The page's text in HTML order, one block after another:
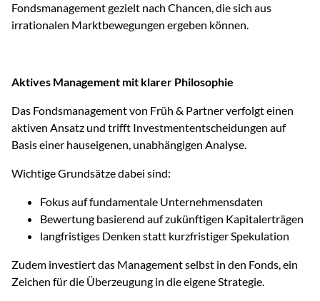
Fondsmanagement gezielt nach Chancen, die sich aus
irrationalen Marktbewegungen ergeben können.
Aktives Management mit klarer Philosophie
Das Fondsmanagement von Früh & Partner verfolgt einen
aktiven Ansatz und trifft Investmententscheidungen auf
Basis einer hauseigenen, unabhängigen Analyse.
Wichtige Grundsätze dabei sind:
Fokus auf fundamentale Unternehmensdaten
Bewertung basierend auf zukünftigen Kapitalerträgen
langfristiges Denken statt kurzfristiger Spekulation
Zudem investiert das Management selbst in den Fonds, ein
Zeichen für die Überzeugung in die eigene Strategie.